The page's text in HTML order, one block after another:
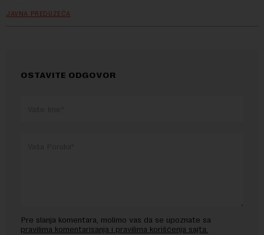
JAVNA PREDUZEĆA
OSTAVITE ODGOVOR
Pre slanja komentara, molimo vas da se upoznate sa
pravilima komentarisanja i pravilima korišćenja sajta.